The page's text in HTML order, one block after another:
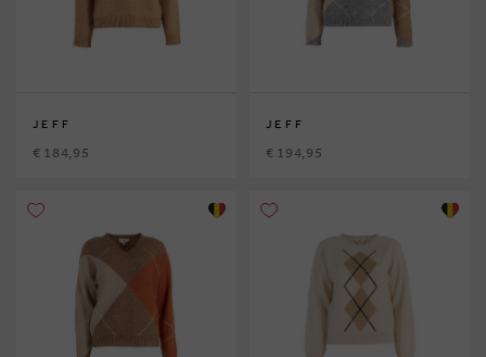
JEFF
€ 184,95
JEFF
€ 194,95